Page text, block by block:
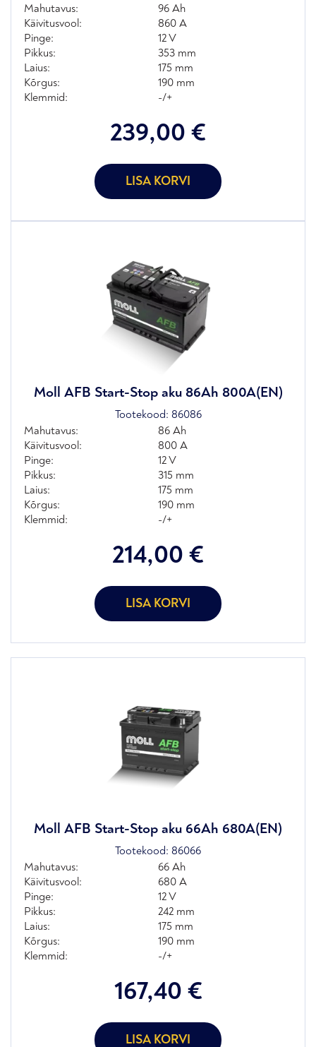
Mahutavus:
96 Ah
Käivitusvool:
860 A
Pinge:
12 V
Pikkus:
353 mm
Laius:
175 mm
Kõrgus:
190 mm
Klemmid:
-/+
239,00 €
LISA KORVI
Moll AFB Start-Stop aku 86Ah 800A(EN)
Tootekood: 86086
Mahutavus:
86 Ah
Käivitusvool:
800 A
Pinge:
12 V
Pikkus:
315 mm
Laius:
175 mm
Kõrgus:
190 mm
Klemmid:
-/+
214,00 €
LISA KORVI
Moll AFB Start-Stop aku 66Ah 680A(EN)
Tootekood: 86066
Mahutavus:
66 Ah
Käivitusvool:
680 A
Pinge:
12 V
Pikkus:
242 mm
Laius:
175 mm
Kõrgus:
190 mm
Klemmid:
-/+
167,40 €
LISA KORVI